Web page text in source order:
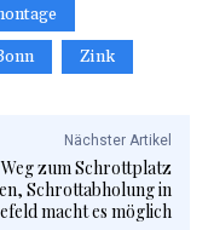
Zink
Nächster Artikel
zum Schrottplatz
Schrottabholung in
macht es möglich